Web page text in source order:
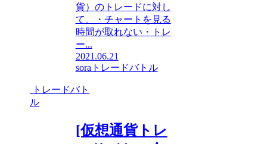
貨）のトレードに対し
て、・チャートを見る
時間が取れない・トレ
ー...
2021.06.21
sora トレードバトル
トレードバト
ル
[仮想通貨トレ